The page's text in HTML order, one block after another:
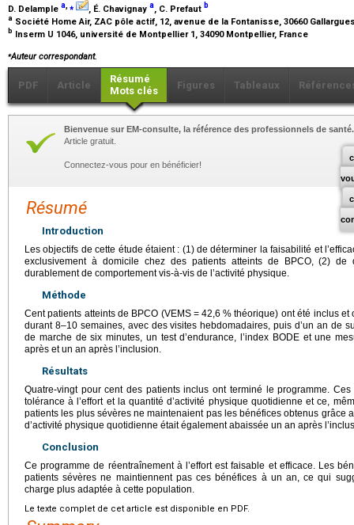
D. Delample a,⁎ , É. Chavignay a, C. Prefaut b
a Société Home Air, ZAC pôle actif, 12, avenue de la Fontanisse, 30660
b Inserm U 1046, université de Montpellier 1, 34090 Montpellier, France
⁎Auteur correspondant.
PDF Article
Résumé
Mots clés
Figures Tableaux
Bienvenue sur EM-consulte, la référence des professionnels de santé.
Article gratuit.
Connectez-vous pour en bénéficier!
Résumé
Introduction
Les objectifs de cette étude étaient : (1) de déterminer la faisabilité et
exclusivement à domicile chez des patients atteints de BPCO, (2)
durablement de comportement vis-à-vis de l’activité physique.
Méthode
Cent patients atteints de BPCO (VEMS = 42,6 % théorique) ont été inclus et
durant 8–10 semaines, avec des visites hebdomadaires, puis d’un an de
de marche de six minutes, un test d’endurance, l’index BODE et une
après et un an après l’inclusion.
Résultats
Quatre-vingt pour cent des patients inclus ont terminé le programme.
tolérance à l’effort et la quantité d’activité physique quotidienne et ce,
patients les plus sévères ne maintenaient pas les bénéfices obtenus grâce
d’activité physique quotidienne était également abaissée un an après
Conclusion
Ce programme de réentraînement à l’effort est faisable et efficace. Les
patients sévères ne maintiennent pas ces bénéfices à un an, ce qui
charge plus adaptée à cette population.
Le texte complet de cet article est disponible en PDF.